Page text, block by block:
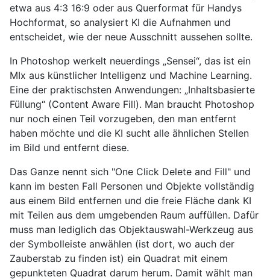
etwa aus 4:3 16:9 oder aus Querformat für Handys
Hochformat, so analysiert KI die Aufnahmen und
entscheidet, wie der neue Ausschnitt aussehen sollte.
In Photoshop werkelt neuerdings „Sensei“, das ist ein
MIx aus künstlicher Intelligenz und Machine Learning.
Eine der praktischsten Anwendungen: „Inhaltsbasierte
Füllung“ (Content Aware Fill). Man braucht Photoshop
nur noch einen Teil vorzugeben, den man entfernt
haben möchte und die KI sucht alle ähnlichen Stellen
im Bild und entfernt diese.
Das Ganze nennt sich "One Click Delete and Fill" und
kann im besten Fall Personen und Objekte vollständig
aus einem Bild entfernen und die freie Fläche dank KI
mit Teilen aus dem umgebenden Raum auffüllen. Dafür
muss man lediglich das Objektauswahl-Werkzeug aus
der Symbolleiste anwählen (ist dort, wo auch der
Zauberstab zu finden ist) ein Quadrat mit einem
gepunkteten Quadrat darum herum. Damit wählt man